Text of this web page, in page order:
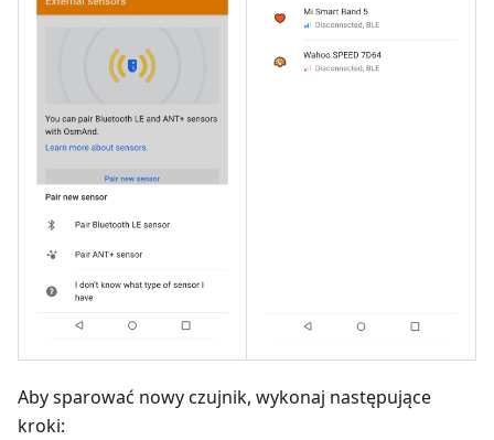
Aby sparować nowy czujnik, wykonaj następujące
kroki: